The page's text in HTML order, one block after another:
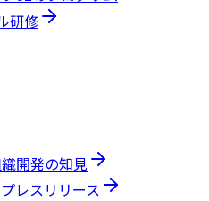
研修
開発の知見
レスリリース